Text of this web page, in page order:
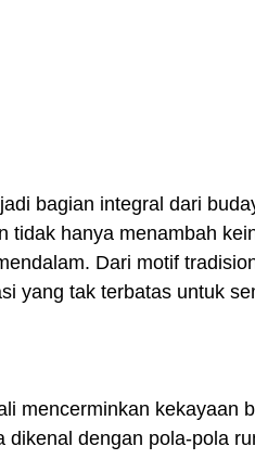
bagian integral dari
tidak hanya menambah
Dari motif
yang tak terbatas untuk
mencerminkan kekayaan
dengan pola-pola